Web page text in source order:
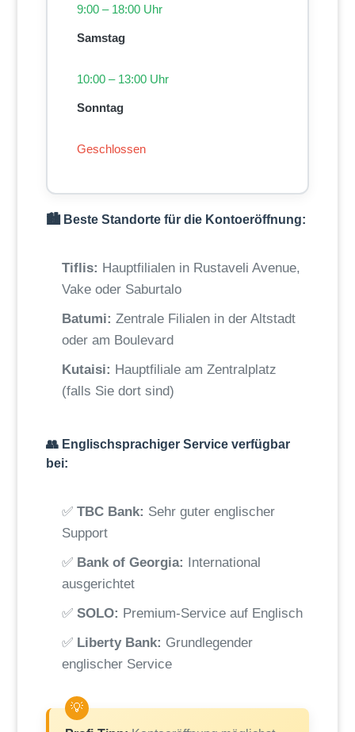
9:00 – 18:00 Uhr
Samstag
10:00 – 13:00 Uhr
Sonntag
Geschlossen
🏙️ Beste Standorte für die Kontoeröffnung:
Tiflis: Hauptfilialen in Rustaveli Avenue,
Vake oder Saburtalo
Batumi: Zentrale Filialen in der Altstadt
oder am Boulevard
Kutaisi: Hauptfiliale am Zentralplatz
(falls Sie dort sind)
👥 Englischsprachiger Service verfügbar
bei:
✅ TBC Bank: Sehr guter englischer
Support
✅ Bank of Georgia: International
ausgerichtet
✅ SOLO: Premium-Service auf Englisch
✅ Liberty Bank: Grundlegender
englischer Service